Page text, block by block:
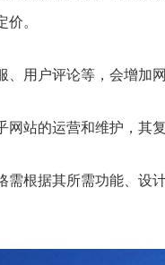
。
、用户评论等，会增加
网站的运营和维护，其
需根据其所需功能、设